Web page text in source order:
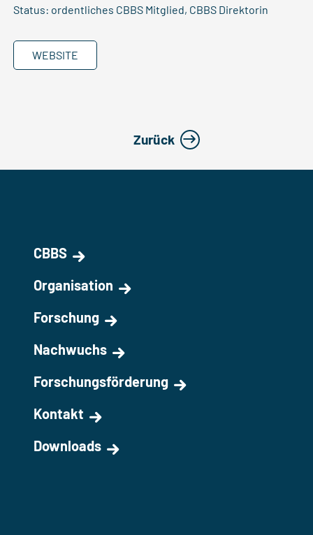
Status: ordentliches CBBS Mitglied, CBBS Direktorin
WEBSITE
Zurück
CBBS
Organisation
Forschung
Nachwuchs
Forschungsförderung
Kontakt
Downloads